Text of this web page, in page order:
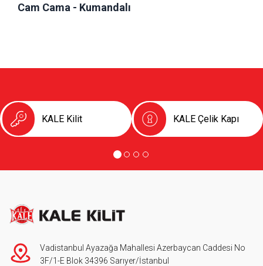
Cam Cama - Kumandalı
KALE Kilit KALE Çelik Kapı
Vadistanbul Ayazağa Mahallesi Azerbaycan Caddesi No
3F/1-E Blok 34396 Sarıyer/İstanbul